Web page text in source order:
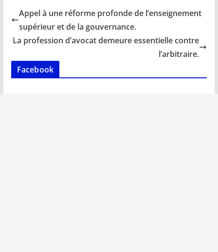
b
o
o
k
l s
A
p
e
dI
n
y
Li
n
g
Appel à une réforme profonde de l’enseignement
supérieur et de la gouvernance.
La profession d’avocat demeure essentielle contre
l’arbitraire.
Facebook